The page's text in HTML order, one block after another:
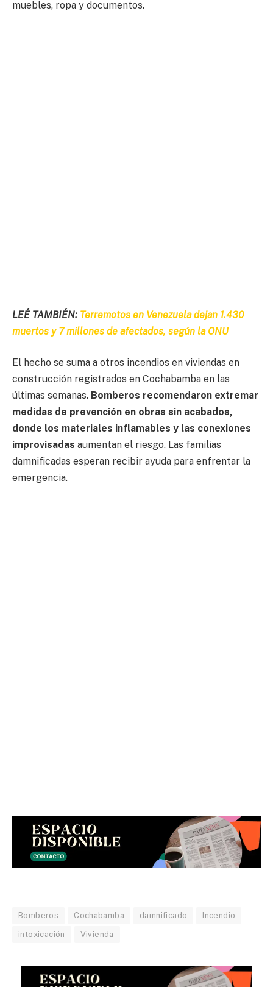
muebles, ropa y documentos.
LEÉ TAMBIÉN: Terremotos en Venezuela dejan 1.430
muertos y 7 millones de afectados, según la ONU
El hecho se suma a otros incendios en viviendas en
construcción registrados en Cochabamba en las
últimas semanas. Bomberos recomendaron extremar
medidas de prevención en obras sin acabados,
donde los materiales inflamables y las conexiones
improvisadas aumentan el riesgo. Las familias
damnificadas esperan recibir ayuda para enfrentar la
emergencia.
Bomberos Cochabamba damnificado Incendio
intoxicación Vivienda